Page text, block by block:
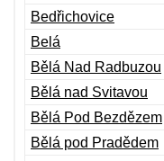
Bedřichovice
Belá
Bělá Nad Radbuzou
Bělá nad Svitavou
Bělá Pod Bezdězem
Bělá pod Pradědem